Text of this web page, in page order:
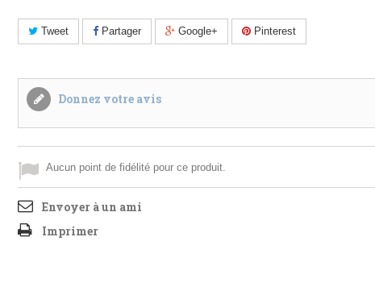
Tweet Partager Google+ Pinterest
Donnez votre avis
Aucun point de fidélité pour ce produit.
Envoyer à un ami
Imprimer